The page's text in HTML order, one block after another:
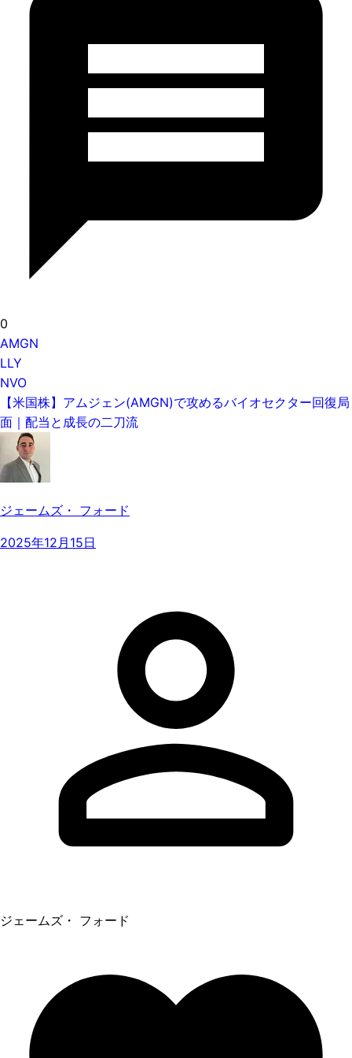
0
AMGN
LLY
NVO
【米国株】アムジェン(AMGN)で攻めるバイオセクター回復局
面｜配当と成長の二刀流
ジェームズ・ フォード
2025年12月15日
ジェームズ・ フォード